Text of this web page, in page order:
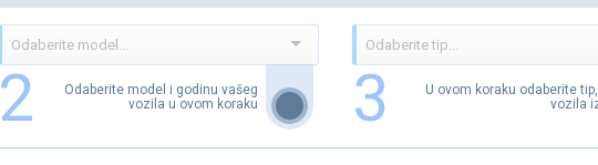
2
Odaberite model i godinu vašeg
vozila u ovom koraku
3
U ovom koraku odaberite
vozila